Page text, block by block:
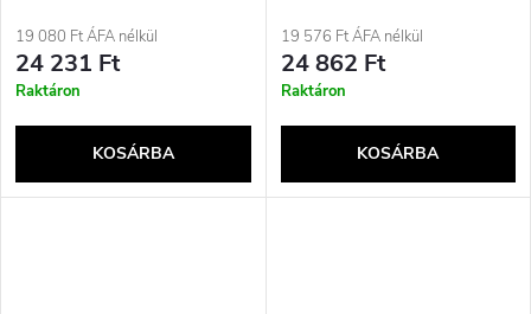
19 080 Ft ÁFA nélkül
24 231 Ft
Raktáron
KOSÁRBA
fogantyúval
19 576 Ft ÁFA nélkül
24 862 Ft
Raktáron
KOSÁRBA